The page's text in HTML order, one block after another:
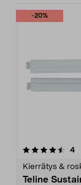
-20%
4
Kierrätys &
Teline